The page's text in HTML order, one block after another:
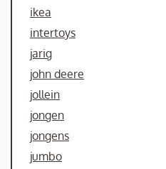
ikea
intertoys
jarig
john deere
jollein
jongen
jongens
jumbo